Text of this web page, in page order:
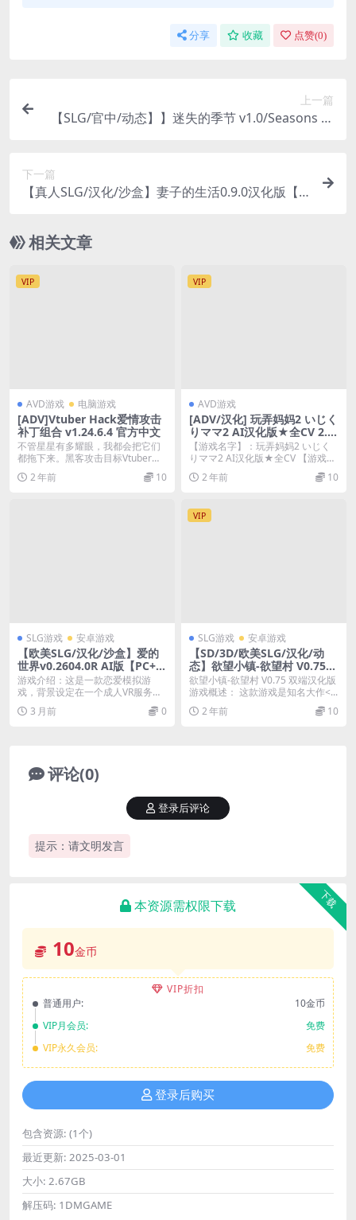
分享 收藏 点赞(0)
上一篇
【SLG/官中/动态】】迷失的季节 v1.0/Seasons of
下一篇
【真人SLG/汉化/沙盒】妻子的生活0.9.0汉化版【P
相关文章
VIP
AVD游戏 电脑游戏
[ADV]Vtuber Hack爱情攻击
补丁组合 v1.24.6.4 官方中文
不管星星有多耀眼，我都会把它们
都拖下来。黑客攻击目标Vtuber，
并找出他们的真...
2 年前 10
VIP
AVD游戏
[ADV/汉化] 玩弄妈妈2 いじく
りママ2 AI汉化版★全CV 2.5
G【游戏名字】：玩弄妈妈2 いじく
りママ2 AI汉化版★全CV 【游戏语
言】：中文...
2 年前 10
SLG游戏 安卓游戏
【欧美SLG/汉化/沙盒】爱的
世界v0.2604.0R AI版【PC+安
卓/更新】Loverse [v0.2604.
0R]
游戏介绍：这是一款恋爱模拟游
戏，背景设定在一个成人VR服务器
模糊了现实与幻想界限...
3 月前 0
VIP
SLG游戏 安卓游戏
【SD/3D/欧美SLG/汉化/动
态】欲望小镇-欲望村 V0.75
双端汉化版【2.9G】
欲望小镇-欲望村 V0.75 双端汉化版
游戏概述： 这款游戏是知名大作<...
2 年前
10
评论(0)
提示：请文明发言
登录后评论
下载
本资源需权限下载
10金币
VIP折扣
普通用户:
10金币
VIP月会员:
免费
VIP永久会员:
免费
登录后购买
包含资源: (1个)
最近更新: 2025-03-01
大小: 2.67GB
解压码: 1DMGAME